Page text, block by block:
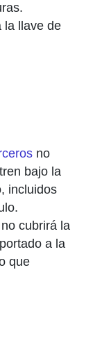
la llave de
no
bajo la
incluidos
cubrirá la
a la
que